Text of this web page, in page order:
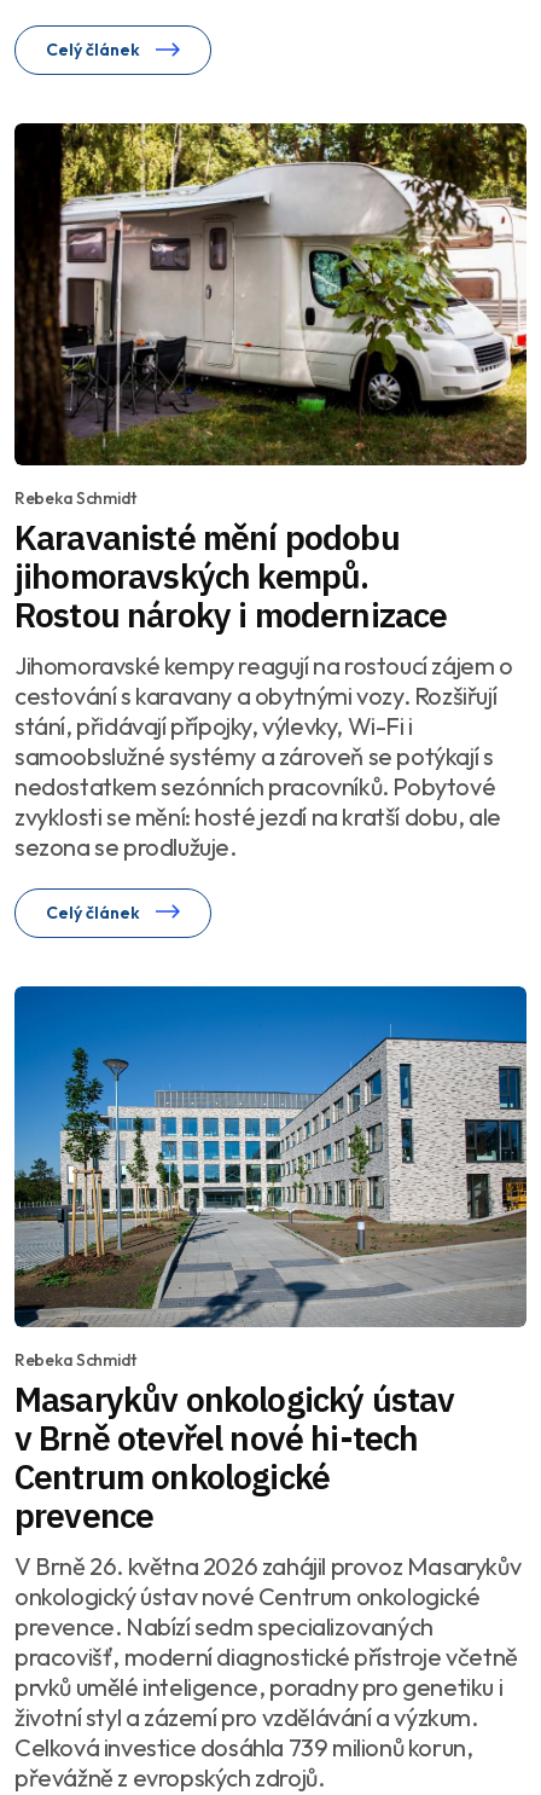
Celý článek
Rebeka Schmidt
Karavanisté mění podobu
jihomoravských kempů.
Rostou nároky i modernizace
Jihomoravské kempy reagují na rostoucí zájem o
cestování s karavany a obytnými vozy. Rozšiřují
stání, přidávají přípojky, výlevky, Wi-Fi i
samoobslužné systémy a zároveň se potýkají s
nedostatkem sezónních pracovníků. Pobytové
zvyklosti se mění: hosté jezdí na kratší dobu, ale
sezona se prodlužuje.
Celý článek
Rebeka Schmidt
Masarykův onkologický ústav
v Brně otevřel nové hi-tech
Centrum onkologické
prevence
V Brně 26. května 2026 zahájil provoz Masarykův
onkologický ústav nové Centrum onkologické
prevence. Nabízí sedm specializovaných
pracovišť, moderní diagnostické přístroje včetně
prvků umělé inteligence, poradny pro genetiku i
životní styl a zázemí pro vzdělávání a výzkum.
Celková investice dosáhla 739 milionů korun,
převážně z evropských zdrojů.